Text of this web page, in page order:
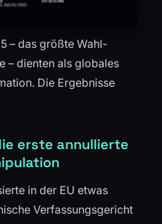
– das größte Wahl-
– dienten als globales
Die Ergebnisse
erste annullierte
in der EU etwas
Verfassungsgericht